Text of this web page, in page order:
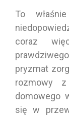
To
coraz
pryzmat
rozmowy z
domowego
się w